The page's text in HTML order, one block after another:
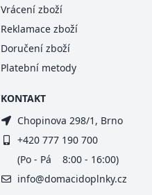
Vrácení zboží
Reklamace zboží
Doručení zboží
Platební metody
KONTAKT
Chopinova 298/1, Brno
+420 777 190 700
(Po - Pá 8:00 - 16:00)
info@domacidoplnky.cz